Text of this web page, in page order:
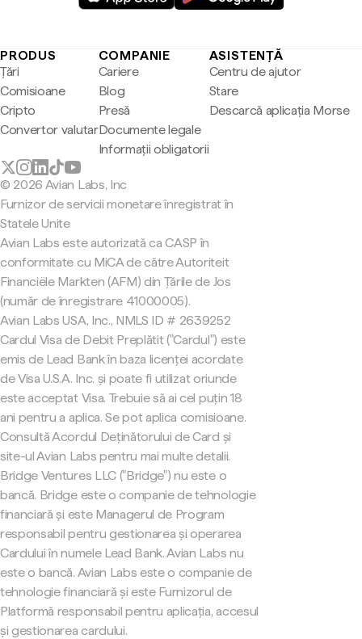
PRODUS
Țări
Comisioane
Cripto
Convertor valutar
COMPANIE
Cariere
Blog
Presă
Documente legale
Informații obligatorii
ASISTENȚĂ
Centru de ajutor
Stare
Descarcă aplicația Morse
© 2026 Avian Labs, Inc
Furnizor de servicii monetare înregistrat în
Statele Unite
Avian Labs este autorizată ca CASP în
conformitate cu MiCA de către Autoriteit
Financiële Markten (AFM) din Țările de Jos
(număr de înregistrare 41000005).
Avian Labs USA, Inc., NMLS ID # 2639252
Cardul Visa de Debit Preplătit ("Cardul") este
emis de Lead Bank în baza licenței acordate
de Visa U.S.A. Inc. și poate fi utilizat oriunde
este acceptat Visa. Trebuie să ai cel puțin 18
ani pentru a aplica. Se pot aplica comisioane.
Consultă Acordul Deținătorului de Card și
site-ul Avian Labs pentru mai multe detalii.
Bridge Ventures LLC ("Bridge") nu este o
bancă. Bridge este o companie de tehnologie
financiară și este Managerul de Program
responsabil pentru gestionarea și operarea
Cardului în numele Lead Bank. Avian Labs nu
este o bancă. Avian Labs este o companie de
tehnologie financiară și este Furnizorul de
Platformă responsabil pentru aplicația, accesul
și gestionarea cardului.